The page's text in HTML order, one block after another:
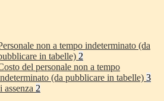
non a tempo indeterminato (da
in tabelle) 2
del personale non a tempo
(da pubblicare in tabelle) 3
assenza 2